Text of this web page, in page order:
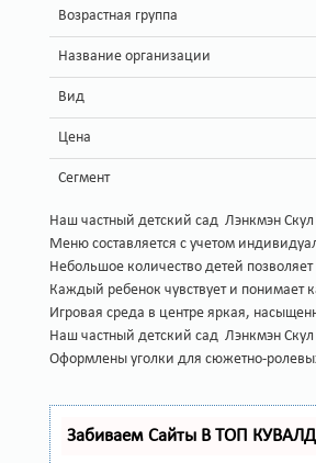
Возрастная группа
Название организации
Вид
Цена
Сегмент
Наш частный детский сад Лэнкмэн Скул
Меню составляется с учетом
Небольшое количество детей
Каждый ребенок чувствует и понимает
Игровая среда в центре яркая,
Наш частный детский сад Лэнкмэн Скул
Оформлены уголки для сюжетно-
Забиваем Сайты В ТОП